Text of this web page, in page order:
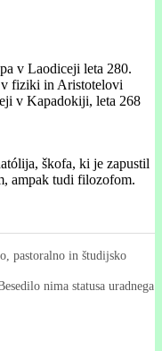
v Laodiceji leta 280.
fiziki in Aristotelovi
v Kapadokiji, leta 268
škofa, ki je zapustil
ampak tudi filozofom.
pastoralno in študijsko
nima statusa uradnega